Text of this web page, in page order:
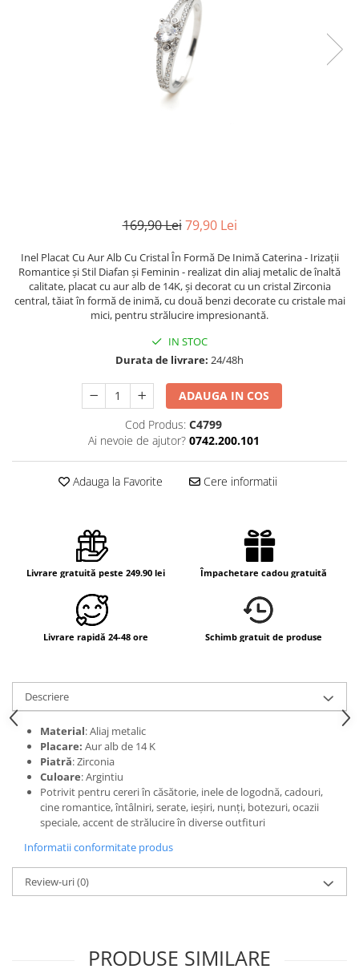
169,90 Lei 79,90 Lei
Inel Placat Cu Aur Alb Cu Cristal În Formă De Inimă Caterina - Irizații
Romantice și Stil Diafan și Feminin - realizat din aliaj metalic de înaltă
calitate, placat cu aur alb de 14K, și decorat cu un cristal Zirconia
central, tăiat în formă de inimă, cu două benzi decorate cu cristale mai
mici, pentru strălucire impresionantă.
IN STOC
Durata de livrare: 24/48h
ADAUGA IN COS
Cod Produs: C4799
Ai nevoie de ajutor? 0742.200.101
Adauga la Favorite Cere informatii
Livrare gratuită peste 249.90 lei Împachetare cadou gratuită
Livrare rapidă 24-48 ore Schimb gratuit de produse
Descriere
Material: Aliaj metalic
Placare: Aur alb de 14 K
Piatră: Zirconia
Culoare: Argintiu
Potrivit pentru cereri în căsătorie, inele de logodnă, cadouri,
cine romantice, întâlniri, serate, ieșiri, nunți, botezuri, ocazii
speciale, accent de strălucire în diverse outfituri
Informatii conformitate produs
Review-uri(0)
PRODUSE SIMILARE